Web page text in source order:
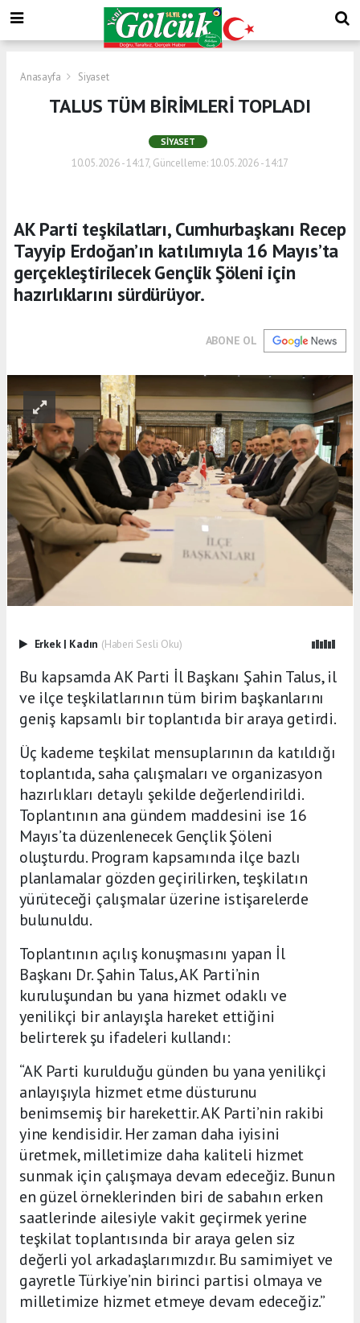
Anasayfa Siyaset
TALUS TÜM BİRİMLERİ TOPLADI
SIYASET
10.05.2026 - 14:17, Güncelleme: 10.05.2026 - 14:17
AK Parti teşkilatları, Cumhurbaşkanı Recep
Tayyip Erdoğan’ın katılımıyla 16 Mayıs’ta
gerçekleştirilecek Gençlik Şöleni için
hazırlıklarını sürdürüyor.
ABONE OL
Erkek | Kadın (Haberi Sesli Oku)
Bu kapsamda AK Parti İl Başkanı Şahin Talus, il
ve ilçe teşkilatlarının tüm birim başkanlarını
geniş kapsamlı bir toplantıda bir araya getirdi.
Üç kademe teşkilat mensuplarının da katıldığı
toplantıda, saha çalışmaları ve organizasyon
hazırlıkları detaylı şekilde değerlendirildi.
Toplantının ana gündem maddesini ise 16
Mayıs’ta düzenlenecek Gençlik Şöleni
oluşturdu. Program kapsamında ilçe bazlı
planlamalar gözden geçirilirken, teşkilatın
yürüteceği çalışmalar üzerine istişarelerde
bulunuldu.
Toplantının açılış konuşmasını yapan İl
Başkanı Dr. Şahin Talus, AK Parti’nin
kuruluşundan bu yana hizmet odaklı ve
yenilikçi bir anlayışla hareket ettiğini
belirterek şu ifadeleri kullandı:
“AK Parti kurulduğu günden bu yana yenilikçi
anlayışıyla hizmet etme düsturunu
benimsemiş bir harekettir. AK Parti’nin rakibi
yine kendisidir. Her zaman daha iyisini
üretmek, milletimize daha kaliteli hizmet
sunmak için çalışmaya devam edeceğiz. Bunun
en güzel örneklerinden biri de sabahın erken
saatlerinde ailesiyle vakit geçirmek yerine
teşkilat toplantısında bir araya gelen siz
değerli yol arkadaşlarımızdır. Bu samimiyet ve
gayretle Türkiye’nin birinci partisi olmaya ve
milletimize hizmet etmeye devam edeceğiz.”